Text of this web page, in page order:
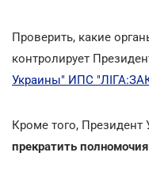
Проверить, какие
контролирует
Украины" ИПС
Кроме того,
прекратить